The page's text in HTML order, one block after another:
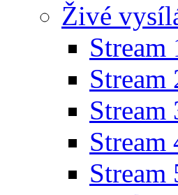
Živé
Stream
Stream
Stream
Stream
Stream